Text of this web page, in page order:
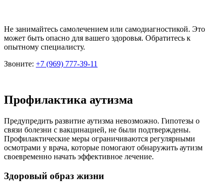
Не занимайтесь самолечением или самодиагностикой. Это
может быть опасно для вашего здоровья. Обратитесь к
опытному специалисту.
Звоните: +7 (969) 777-39-11
Профилактика аутизма
Предупредить развитие аутизма невозможно. Гипотезы о
связи болезни с вакцинацией, не были подтверждены.
Профилактические меры ограничиваются регулярными
осмотрами у врача, которые помогают обнаружить аутизм
своевременно начать эффективное лечение.
Здоровый образ жизни